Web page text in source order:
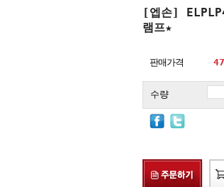
[엡손]
램프★
판매가격
수량